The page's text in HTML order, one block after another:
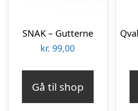
SNAK – Gutterne
kr. 99,00
Gå til shop